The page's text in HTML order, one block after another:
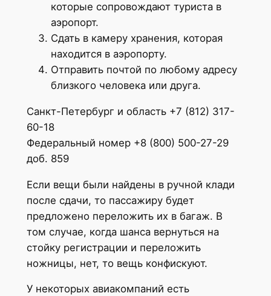
которые сопровождают туриста в
аэропорт.
Сдать в камеру хранения, которая
находится в аэропорту.
Отправить почтой по любому адресу
близкого человека или друга.
Санкт-Петербург и область +7 (812) 317-
60-18
Федеральный номер +8 (800) 500-27-29
доб. 859
Если вещи были найдены в ручной клади
после сдачи, то пассажиру будет
предложено переложить их в багаж. В
том случае, когда шанса вернуться на
стойку регистрации и переложить
ножницы, нет, то вещь конфискуют.
У некоторых авиакомпаний есть